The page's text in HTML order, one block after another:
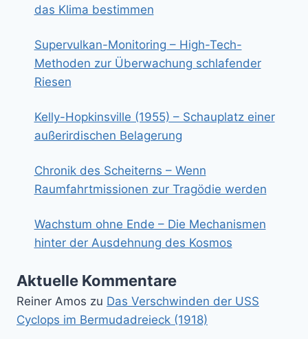
das Klima bestimmen
Supervulkan-Monitoring – High-Tech-
Methoden zur Überwachung schlafender
Riesen
Kelly-Hopkinsville (1955) – Schauplatz einer
außerirdischen Belagerung
Chronik des Scheiterns – Wenn
Raumfahrtmissionen zur Tragödie werden
Wachstum ohne Ende – Die Mechanismen
hinter der Ausdehnung des Kosmos
Aktuelle Kommentare
Reiner Amos zu Das Verschwinden der USS
Cyclops im Bermudadreieck (1918)